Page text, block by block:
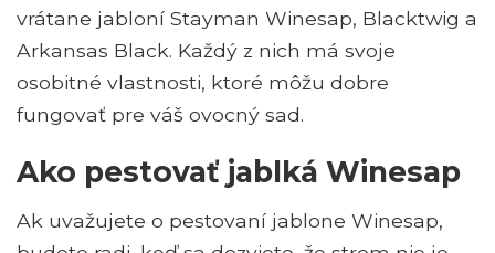
vrátane jabloní Stayman Winesap, Blacktwig a
Arkansas Black. Každý z nich má svoje
osobitné vlastnosti, ktoré môžu dobre
fungovať pre váš ovocný sad.
Ako pestovať jablká Winesap
Ak uvažujete o pestovaní jablone Winesap,